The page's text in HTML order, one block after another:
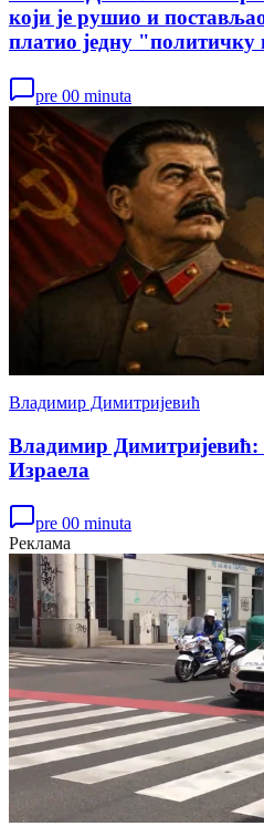
који је рушио и
платио једну
pre 00 minuta
Владимир Димитријевић
Владимир
Израела
pre 00 minuta
Реклама